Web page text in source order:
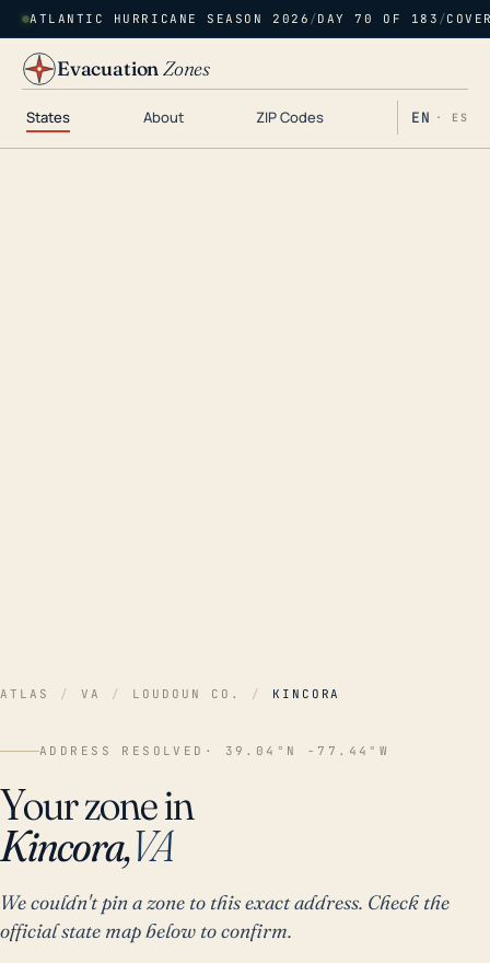
ATLANTIC HURRICANE SEASON 2026 /DAY 70 OF 183 /
EvacuationZones
States About ZIP Codes EN · ES
ATLAS / VA / LOUDOUN CO. / KINCORA
ADDRESS RESOLVED · 39.04°N -77.44°W
Your zone in
Kincora,VA
We couldn't pin a zone to this exact address. Check the
official state map below to confirm.